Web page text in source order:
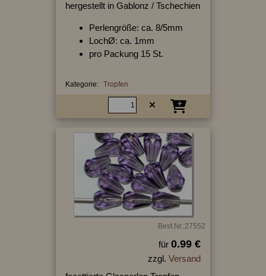
hergestellt in Gablonz / Tschechien
Perlengröße: ca. 8/5mm
LochØ: ca. 1mm
pro Packung 15 St.
Kategorie: Tropfen
Best.Nr.:27552
für 0.99 €
zzgl. Versand